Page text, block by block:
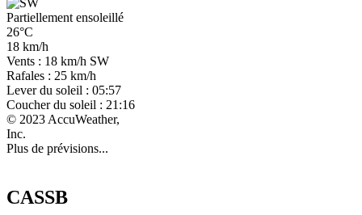
Partiellement ensoleillé
26°C
18 km/h
Vents : 18 km/h SW
Rafales : 25 km/h
Lever du soleil : 05:57
Coucher du soleil : 21:16
© 2023 AccuWeather,
Inc.
Plus de prévisions...
CASSB